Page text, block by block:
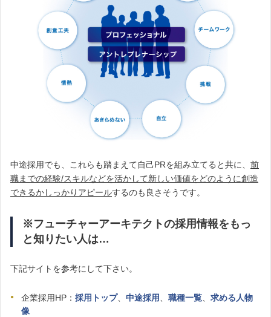
中途採用でも、これらも踏まえて自己PRを組み立てると共に、 前
職までの経験/スキルなどを活かして新しい価値をどのように創造
できるかしっかりアピールするのも良さそうです。
※フューチャーアーキテクトの採用情報をもっ
と知りたい人は…
下記サイトを参考にして下さい。
企業採用HP： 採用トップ、 中途採用、 職種一覧、 求める人物
像